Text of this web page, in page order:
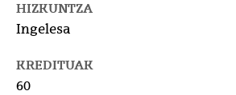
HIZKUNTZA
Ingelesa
KREDITUAK
60